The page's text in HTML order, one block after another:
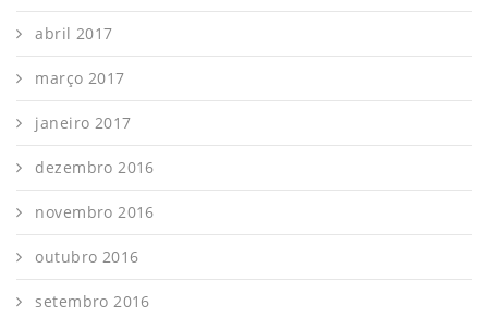
abril 2017
março 2017
janeiro 2017
dezembro 2016
novembro 2016
outubro 2016
setembro 2016